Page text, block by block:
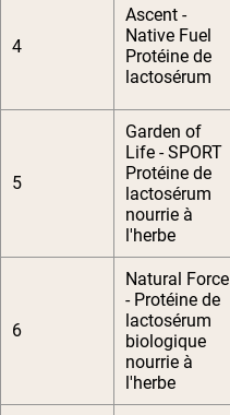
4
Ascent -
Native Fuel
Protéine de
lactosérum
5
Garden of
Life - SPORT
Protéine de
lactosérum
nourrie à
l'herbe
6
Natural Force
- Protéine de
lactosérum
biologique
nourrie à
l'herbe